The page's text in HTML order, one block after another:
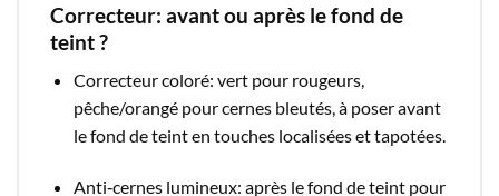
Correcteur: avant ou après le fond de
teint ?
Correcteur coloré: vert pour rougeurs,
pêche/orangé pour cernes bleutés, à poser avant
le fond de teint en touches localisées et tapotées.​
Anti‑cernes lumineux: après le fond de teint pour